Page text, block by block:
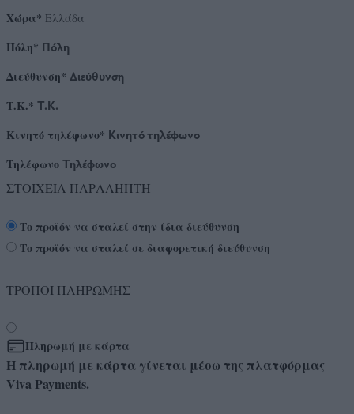
Χώρα*
Πόλη*
Διεύθυνση*
Τ.Κ.*
Κινητό τηλέφωνο*
Τηλέφωνο
ΣΤΟΙΧΕΙΑ ΠΑΡΑΛΗΠΤΗ
Το προϊόν να σταλεί στην ίδια διεύθυνση
Το προϊόν να σταλεί σε διαφορετική διεύθυνση
ΤΡΟΠΟΙ ΠΛΗΡΩΜΗΣ
Πληρωμή με κάρτα
Η πληρωμή με κάρτα γίνεται μέσω της πλατφόρμας
Viva Payments.